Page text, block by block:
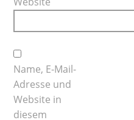
Name, E-Mail-
Adresse und
Website in
diesem